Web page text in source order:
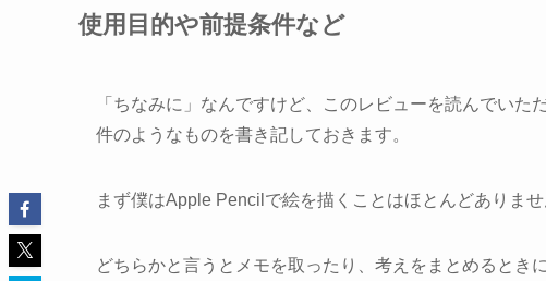
使用目的や前提条件など
「ちなみに」なんですけど、このレビューを読んでい
件のようなものを書き記しておきます。
まず僕はApple Pencilで絵を描くことはほとんどありま
どちらかと言うとメモを取ったり、考えをまとめるとき